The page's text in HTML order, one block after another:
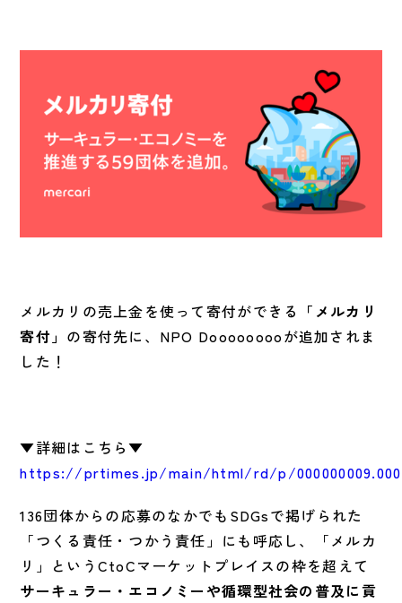
メルカリの売上金を使って寄付ができる 「メルカリ
寄付」 の寄付先に、NPO Dooooooooが追加されま
した！
▼詳細はこちら▼
https://prtimes.jp/main/html/rd/p/
136団体からの応募のなかでもSDGsで掲げられた
「つくる責任・つかう責任」にも呼応し、「メルカ
リ」というCtoCマーケットプレイスの枠を超えて
サーキュラー・エコノミーや循環型社会の普及に貢